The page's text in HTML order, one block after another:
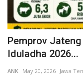
Pemprov
Iduladha 2026...
ANK May 20, 2026 Jawa